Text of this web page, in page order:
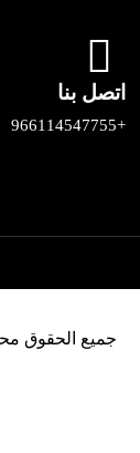
اتصل بنا
+966114547755
جميع الحقوق